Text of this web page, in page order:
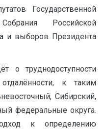
Государственной
Российской
и выборов Президента
о труднодоступности
к таким
Сибирский,
федеральные округа.
к определению